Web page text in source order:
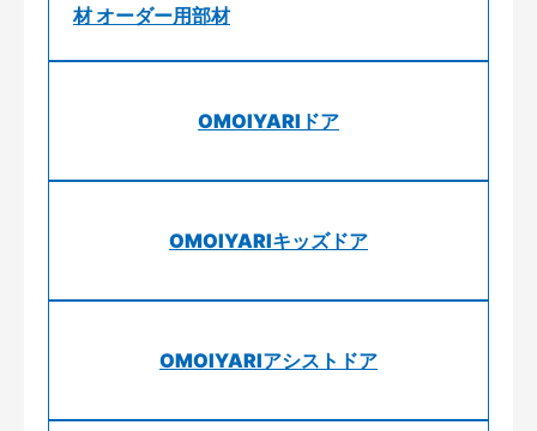
材 オーダー用部材
OMOIYARIドア
OMOIYARIキッズドア
OMOIYARIアシストドア